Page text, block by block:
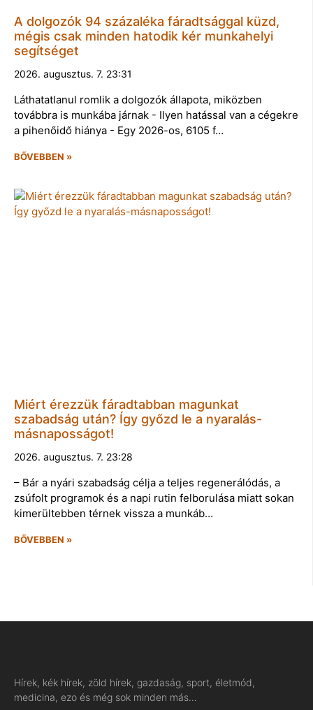
A dolgozók 94 százaléka fáradtsággal küzd,
mégis csak minden hatodik kér munkahelyi
segítséget
2026. augusztus. 7. 23:31
Láthatatlanul romlik a dolgozók állapota, miközben
továbbra is munkába járnak - Ilyen hatással van a cégekre
a pihenőidő hiánya - Egy 2026-os, 6105 f…
BŐVEBBEN »
Miért érezzük fáradtabban magunkat
szabadság után? Így győzd le a nyaralás-
másnaposságot!
2026. augusztus. 7. 23:28
– Bár a nyári szabadság célja a teljes regenerálódás, a
zsúfolt programok és a napi rutin felborulása miatt sokan
kimerültebben térnek vissza a munkáb…
BŐVEBBEN »
Hírek, kék hírek, zöld hírek, gazdaság, sport, életmód,
medicina, ezo és még sok minden más…